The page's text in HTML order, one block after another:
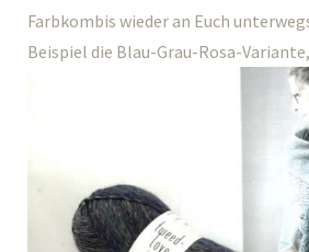
Farbkombis wieder an Euch
Beispiel die Blau-Grau-Rosa-